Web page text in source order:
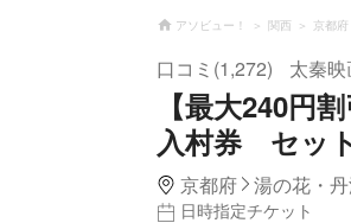
アソビュー！ 関西 京都府
口コミ(1,272) 太秦
【最大240円
入村券 セッ
京都府 湯の花・
日時指定チケット